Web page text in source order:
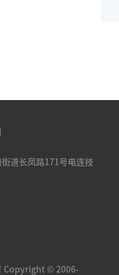
道长凤路171号电连技
Copyright © 2006-